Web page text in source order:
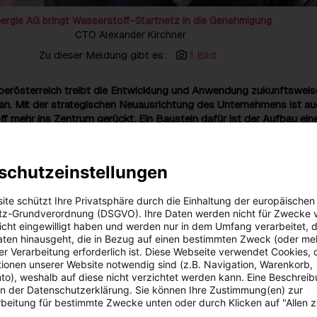
AG bringt Wasserstoff-Startnetz in die Genehmigung
CTO Alexander Kirchner
Zu dieser Meldung gibt es: 1 Bild
treibt die Entwicklung und Anwendung
Mit der strategischen Neuausrichtung des Unternehmens ist
mehr ins Zentrum gerückt. Ein Baustein dafür ist der Aufbau
in Oberösterreich. In einem ersten Schritt soll nun ein
bestehenden Erdgasleitungsnetzes der Netz Oberösterreich
der Energie AG, zwischen Linz und Sattledt für die
mit Wasserstoff eingereicht werden.
wird für eine erneuerbare Energiezukunft und als Problemlöser
Bedeutung zunehmen. Als klimaneutraler Energieträger ist
Speicher für Industrieanwendungen geeignet und kann
Reduktion der CO2- Emissionen herbeiführen. Die Netz
die Strom- und Gasnetzbetreiberin der Energie AG, verfügt
langes Leitungsnetz und kann einen Teil dieser Leitungen
zur Verfügung stellen: Demnächst soll die Umwidmung eines
die alternative Nutzung mit Wasserstoff eingereicht werden.
schützt Ihre Privatsphäre durch die Einhaltung der europäischen
Grundverordnung (DSGVO). Ihre Daten werden nicht für Zwecke
eingewilligt haben und werden nur in dem Umfang verarbeitet,
hinausgeht, die in Bezug auf einen bestimmten Zweck (oder
Verarbeitung erforderlich ist. Diese Webseite verwendet Cookies,
unserer Website notwendig sind (z.B. Navigation, Warenkorb,
weshalb auf diese nicht verzichtet werden kann. Eine
der Datenschutzerklärung. Sie können Ihre Zustimmung(en) zur
für bestimmte Zwecke unten oder durch Klicken auf "Allen